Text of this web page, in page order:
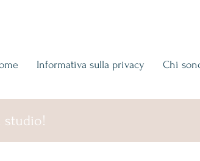
Informativa sulla privacy Chi
studio!